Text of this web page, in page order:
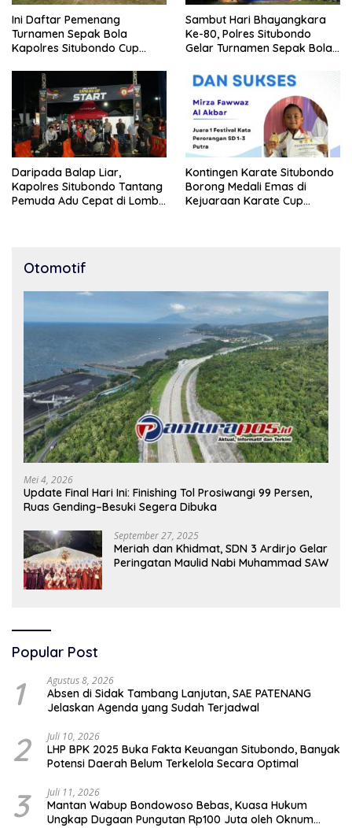
Ini Daftar Pemenang
Turnamen Sepak Bola
Kapolres Situbondo Cup
10 Tahun
Sambut Hari Bhayangkara
Ke-80, Polres Situbondo
Gelar Turnamen Sepak Bola
Daripada Balap Liar,
Kapolres Situbondo Tantang
Pemuda Adu Cepat di Lomba
Kontingen Karate Situbondo
Borong Medali Emas di
Kejuaraan Karate Cup
Otomotif
Mei 4, 2026
Update Final Hari Ini: Finishing Tol Prosiwangi 99 Persen,
Ruas Gending–Besuki Segera Dibuka
September 27, 2025
Meriah dan Khidmat, SDN 3 Ardirjo Gelar
Peringatan Maulid Nabi Muhammad SAW
Popular Post
1 Agustus 8, 2026
Absen di Sidak Tambang Lanjutan, SAE PATENANG
Jelaskan Agenda yang Sudah Terjadwal
2 Juli 10, 2026
LHP BPK 2025 Buka Fakta Keuangan Situbondo, Banyak
Potensi Daerah Belum Terkelola Secara Optimal
3 Juli 11, 2026
Mantan Wabup Bondowoso Bebas, Kuasa Hukum
Ungkap Dugaan Pungutan Rp100 Juta oleh Oknum